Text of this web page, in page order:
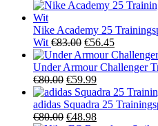
Nike Academy 25
Wit €83.00 Oorspronkelijke
prijs
was:
€83.00.
€56.45Huidige
prijs
is:
Under Armour Challenger
€80.00 Oorspronkelijke
prijs
was:
€80.00.
€59.99Huidige
prijs
is:
€59.99.
adidas Squadra 25
€80.00 Oorspronkelijke
€48.98Huidige